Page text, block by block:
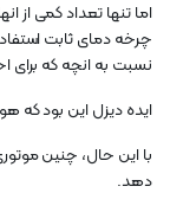
اما تنها تعداد کمی از
چرخه دمای ثابت
نسبت به انچه که برای
ایده دیزل این بود که
با این حال، چنین
دهد.